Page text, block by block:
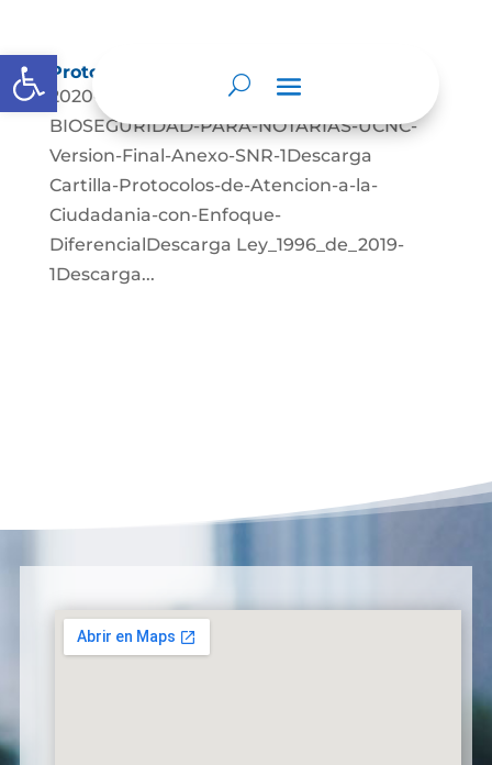
Abrir barra de herramientas
Protocolos de Atención
2020-08-21-PROTOCOLO-DE-
BIOSEGURIDAD-PARA-NOTARIAS-UCNC-
Version-Final-Anexo-SNR-1Descarga
Cartilla-Protocolos-de-Atencion-a-la-
Ciudadania-con-Enfoque-
DiferencialDescarga Ley_1996_de_2019-
1Descarga...